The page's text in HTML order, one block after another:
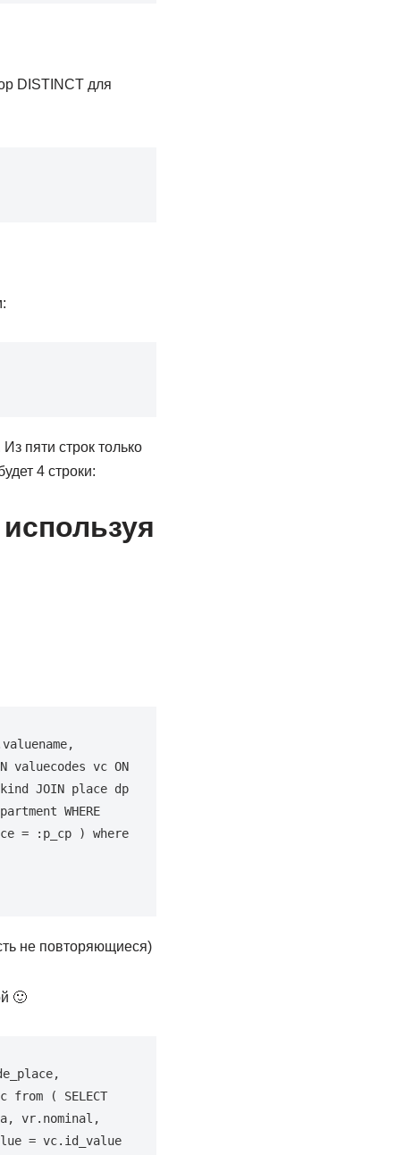
DISTINCT для
пяти строк только
4 строки:
vc ON
JOIN place dp
WHERE
= :p_cp ) where
не повторяющиеся)
🙂
from ( SELECT
vr.nominal,
= vc.id_value